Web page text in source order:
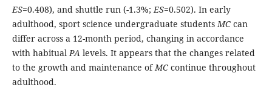
ES=0.408), and shuttle run (-1.3%;ES=0.502). In early
adulthood, sport science undergraduate studentsMC can
differ across a 12-month period, changing in accordance
with habitualPA levels. It appears that the changes related
to the growth and maintenance ofMC continue throughout
adulthood.